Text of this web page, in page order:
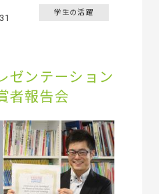
学生の活躍
ゼンテーション
者報告会